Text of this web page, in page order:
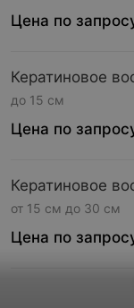
Цена по
Кератиновое
до 15 см
Цена по
Кератиновое
от 15 см до 30 см
Цена по
Кератиновое